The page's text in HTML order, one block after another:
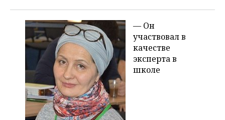
— Он
участвовал в
качестве
эксперта в
школе